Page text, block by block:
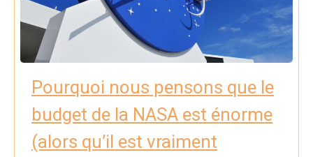
Pourquoi nous pensons que le
budget de la NASA est énorme
(alors qu’il est vraiment